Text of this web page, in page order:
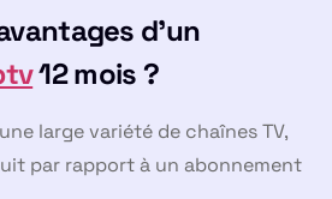
d’un
12 mois ?
large variété de chaînes TV,
par rapport à un abonnement